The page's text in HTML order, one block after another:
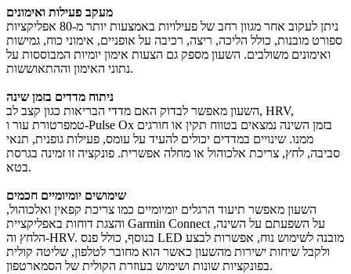
מעקב פעילות ואימונים
ניתן לעקוב אחר מגוון רחב של פעילויות באמצעות יותר מ-80 אפליקציות
ספורט מובנות, כולל הליכה, ריצה, רכיבה על אופניים, אימוני כוח, גמישות
ואימונים משולבים. השעון מספק גם הצעות אימון יומיות המבוססות על
נתוני האימון וההתאוששות.
ניתוח מדדים בזמן שינה
השעון מאפשר לבדוק האם מדדי הבריאות כגון קצב לב, HRV,
טמפרטורת עור ו-Pulse Ox בזמן השינה נמצאים בטווח תקין או חורגים
ממנו. שינויים במדדים יכולים להעיד על עומס, פעילות גופנית, תנאי
סביבה, לחץ, צריכת אלכוהול או מחלה אפשרית. פונקציה זו זמינה בגרסת
בטא.
שימושים יומיומיים חכמים
השעון מאפשר תיעוד הרגלים יומיומיים כמו צריכת קפאין ואלכוהול,
והצגת דוחות באפליקציית Garmin Connect על השפעתם על השינה,
הלחץ וה-HRV. בנוסף, כולל פנס LED מובנה לשימוש נוח, אפשרות לבצע
ולקבל שיחות ישירות מהשעון כאשר הוא מחובר לטלפון, שליטה קולית
בפונקציות שונות ושימוש בעוזרת הקולית של הסמארטפון.